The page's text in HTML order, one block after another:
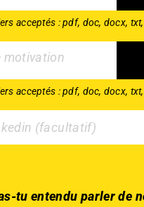
acceptés : pdf, doc, docx,
motivation
acceptés : pdf, doc, docx,
tu entendu parler de